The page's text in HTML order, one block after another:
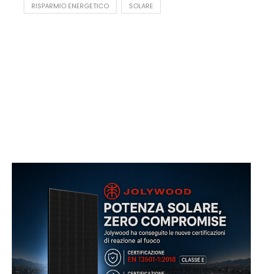
RISPARMIO ENERGETICO SOLARE